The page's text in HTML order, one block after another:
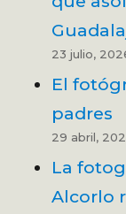
23 julio,
El
padres
29 abril,
La
Alcorlo